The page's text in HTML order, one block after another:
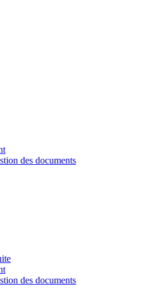
des documents
des documents